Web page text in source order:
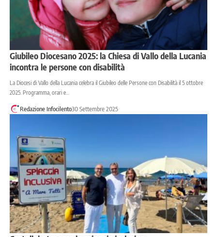
Giubileo Diocesano 2025: la Chiesa di Vallo della Lucania
incontra le persone con disabilità
La Diocesi di Vallo della Lucania celebra il Giubileo delle Persone con Disabilità il 5 ottobre
2025. Programma, orari e…
Redazione Infocilento30 Settembre 2025